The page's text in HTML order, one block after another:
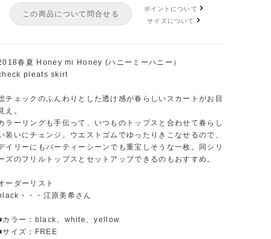
この商品について問合せる
ポイントについて
サイズについて
春夏 Honey mi Honey (ハニーミーハニー）
pleats skirt
チェックのふんわりとした透け感が春らしいスカートがお目
え。
ラーリングも手伝って、いつものトップスと合わせて春らし
装いにチェンジ。ウエストゴムでゆったりきこなせるので、
イリーにもパーティーシーンでも重宝しそうな一枚。同シリ
ズのフリルトップスとセットアップできるのもおすすめ。
ーダーリスト
・・・江原美希さん
カラー：black、white、yellow
サイズ：FREE